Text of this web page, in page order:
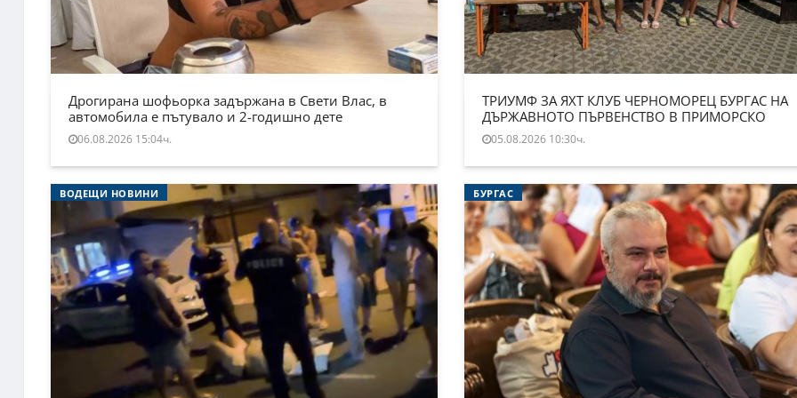
Дрогирана шофьорка задържана в Свети Влас, в
автомобила е пътувало и 2-годишно дете
06.08.2026 15:04ч.
ТРИУМФ ЗА ЯХТ КЛУБ ЧЕРНОМОРЕЦ БУРГАС НА
ДЪРЖАВНОТО ПЪРВЕНСТВО В ПРИМОРСКО
05.08.2026 10:30ч.
ВОДЕЩИ НОВИНИ БУРГАС